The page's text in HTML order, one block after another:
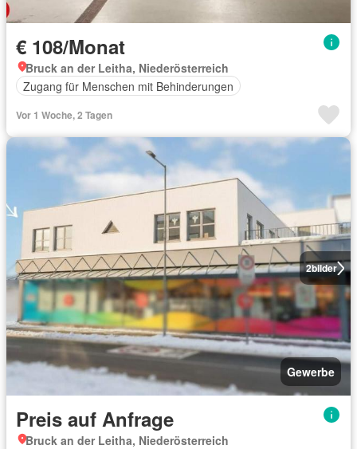
€ 108/Monat
Bruck an der Leitha, Niederösterreich
Zugang für Menschen mit Behinderungen
Vor 1 Woche, 2 Tagen
2bilder
Gewerbe
Preis auf Anfrage
Bruck an der Leitha, Niederösterreich